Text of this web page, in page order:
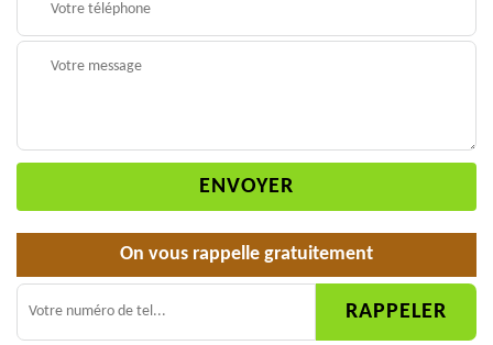
On vous rappelle gratuitement